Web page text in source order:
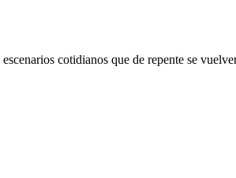
cotidianos que de repente se